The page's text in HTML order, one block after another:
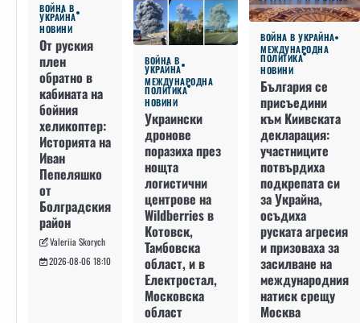
ВОЙНА В
УКРАЙНА
НОВИНИ
От руския
плен
обратно в
кабината на
бойния
хеликоптер:
Историята на
Иван
Пепеляшко
от
Болградския
район
Valeriia Skorych
2026-08-06 18:10
ВОЙНА В
УКРАЙНА
МЕЖДУНАРОДНА
ПОЛИТИКА
НОВИНИ
Украински
дронове
поразиха през
нощта
логистични
центрове на
Wildberries в
Котовск,
Тамбовска
област, и в
Електростал,
Московска
област
ВОЙНА В УКРАЙНА
МЕЖДУНАРОДНА
ПОЛИТИКА
НОВИНИ
България се
присъедини
към Киивската
декларация:
участниците
потвърдиха
подкрепата си
за Украйна,
осъдиха
руската агресия
и призоваха за
засилване на
международния
натиск срещу
Москва